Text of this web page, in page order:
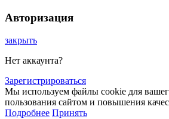
Авторизация
закрыть
Нет аккаунта?
Зарегистрироваться
Мы используем файлы cookie для
пользования сайтом и повышения
Подробнее Принять